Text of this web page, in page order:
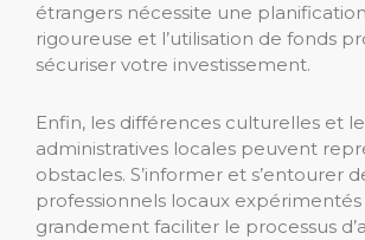
étrangers nécessite une
rigoureuse et l’utilisation de fonds
sécuriser votre investissement.
Enfin, les différences culturelles et
administratives locales peuvent
obstacles. S’informer et s’entourer
professionnels locaux
grandement faciliter le processus